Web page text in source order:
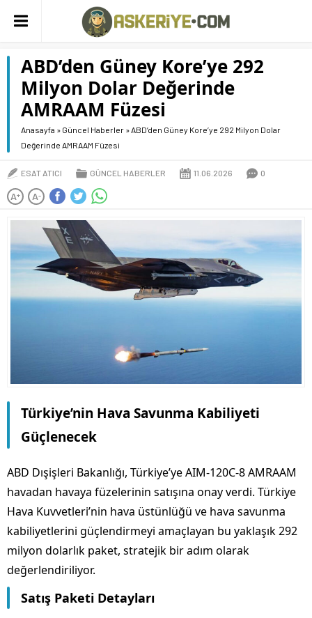
ABD’den Güney Kore’ye 292
Milyon Dolar Değerinde
AMRAAM Füzesi
Anasayfa » Güncel Haberler »ABD’den Güney Kore’ye 292 Milyon Dolar
Değerinde AMRAAM Füzesi
ESAT ATICI GÜNCEL HABERLER 11.06.2026 0
A+ A-
Türkiye’nin Hava Savunma Kabiliyeti
Güçlenecek
ABD Dışişleri Bakanlığı, Türkiye’ye AIM-120C-8 AMRAAM
havadan havaya füzelerinin satışına onay verdi. Türkiye
Hava Kuvvetleri’nin hava üstünlüğü ve hava savunma
kabiliyetlerini güçlendirmeyi amaçlayan bu yaklaşık 292
milyon dolarlık paket, stratejik bir adım olarak
değerlendiriliyor.
Satış Paketi Detayları